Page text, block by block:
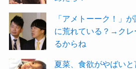
「アメトーーク！」
に荒れている？→クレ
るからね
夏菜、食欲がやばい